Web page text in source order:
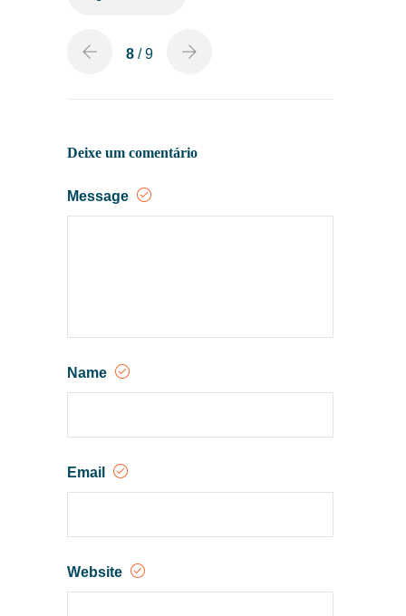
8 / 9
Deixe um comentário
Message
Name
Email
Website